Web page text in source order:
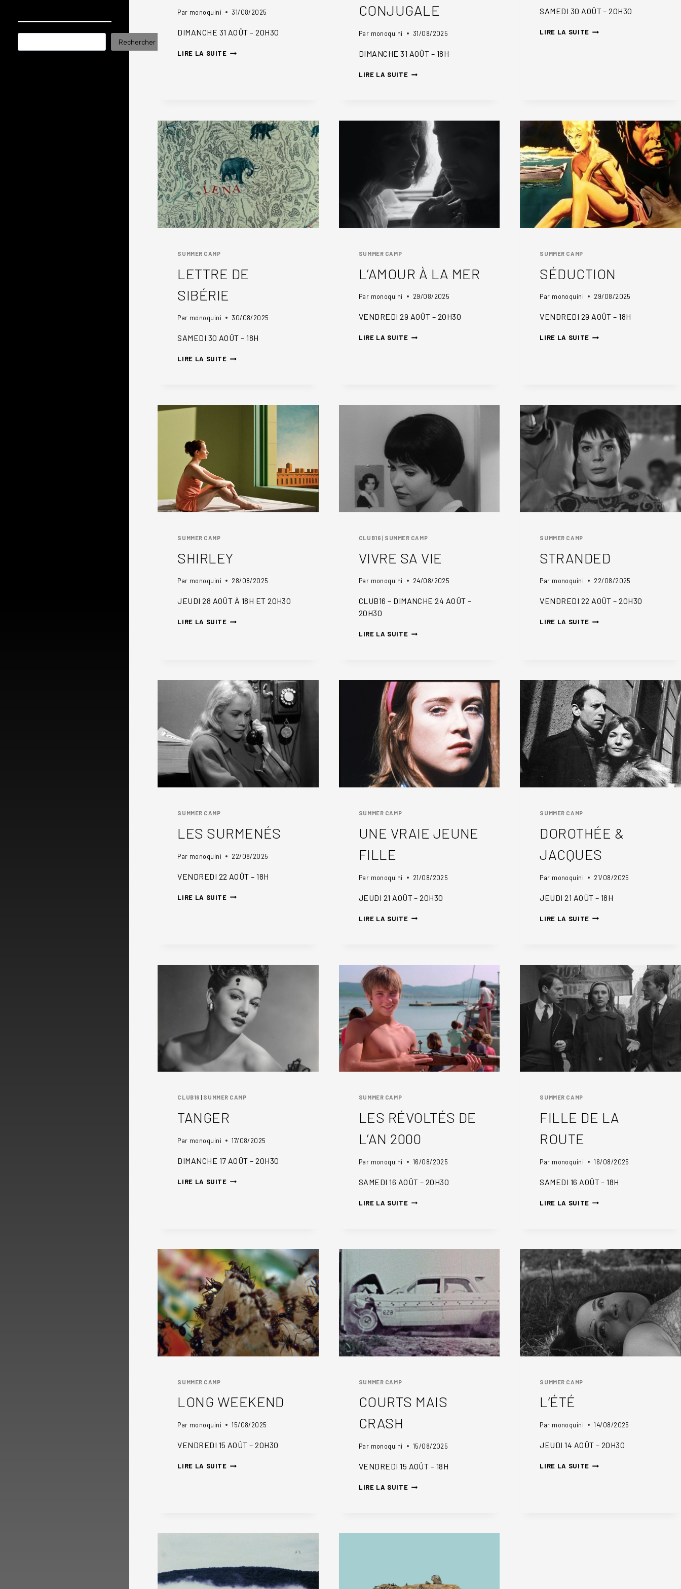
Par monoquini 31/08/2025
DIMANCHE 31 AOÛT – 20H30
LIRE LA SUITEFRANÇOISE
CONJUGALE
Par monoquini 31/08/2025
DIMANCHE 31 AOÛT – 18H
LIRE LA SUITEJEAN-
VIE
CONJUGALE
SAMEDI 30 AOÛT – 20H30
LIRE LA SUITEWENDY
SUMMER CAMP
LETTRE DE
SIBÉRIE
Par monoquini 30/08/2025
SAMEDI 30 AOÛT – 18H
LIRE LA SUITELETTRE
SUMMER CAMP
L’AMOUR À LA MER
Par monoquini 29/08/2025
VENDREDI 29 AOÛT – 20H30
LIRE LA SUITEL’AMOUR
SUMMER CAMP
SÉDUCTION
Par monoquini 29/08/2025
VENDREDI 29 AOÛT – 18H
LIRE LA SUITESÉDUCTION
SUMMER CAMP
SHIRLEY
Par monoquini 28/08/2025
JEUDI 28 AOÛT À 18H ET 20H30
LIRE LA SUITESHIRLEY
CLUB16 SUMMER CAMP
VIVRE SA VIE
Par monoquini 24/08/2025
CLUB16 – DIMANCHE 24 AOÛT –
20H30
LIRE LA SUITEVIVRE
SUMMER CAMP
STRANDED
Par monoquini 22/08/2025
VENDREDI 22 AOÛT – 20H30
LIRE LA SUITESTRANDED
SUMMER CAMP
LES SURMENÉS
Par monoquini 22/08/2025
VENDREDI 22 AOÛT – 18H
LIRE LA SUITELES
SUMMER CAMP
UNE VRAIE JEUNE
FILLE
Par monoquini 21/08/2025
JEUDI 21 AOÛT – 20H30
LIRE LA SUITEUNE
SUMMER CAMP
DOROTHÉE &
JACQUES
Par monoquini 21/08/2025
JEUDI 21 AOÛT – 18H
LIRE LA SUITEDOROTHÉE
CLUB16 SUMMER CAMP
TANGER
Par monoquini 17/08/2025
DIMANCHE 17 AOÛT – 20H30
LIRE LA SUITETANGER
SUMMER CAMP
LES RÉVOLTÉS DE
L’AN 2000
Par monoquini 16/08/2025
SAMEDI 16 AOÛT – 20H30
LIRE LA SUITELES
2000
SUMMER CAMP
FILLE DE LA
ROUTE
Par monoquini 16/08/2025
SAMEDI 16 AOÛT – 18H
LIRE LA SUITEFILLE
SUMMER CAMP
LONG WEEKEND
Par monoquini 15/08/2025
VENDREDI 15 AOÛT – 20H30
LIRE LA SUITELONG
SUMMER CAMP
COURTS MAIS
CRASH
Par monoquini 15/08/2025
VENDREDI 15 AOÛT – 18H
LIRE LA SUITECOURTS
SUMMER CAMP
L’ÉTÉ
Par monoquini 14/08/2025
JEUDI 14 AOÛT – 20H30
LIRE LA SUITEL’ÉTÉ
Rechercher